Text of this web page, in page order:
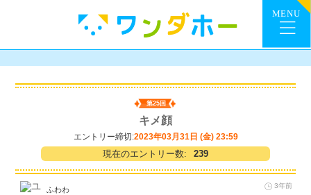
第25回
キメ顔
エントリー締切:2023年03月31日 (金) 23:59
現在のエントリー数: 239
ふわわ 3年前